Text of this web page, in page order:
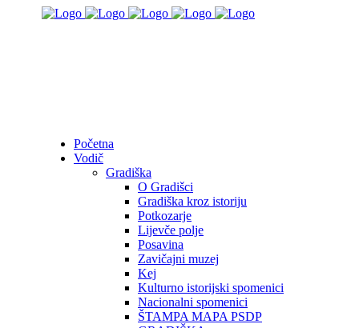
Početna
Vodič
Gradiška
O Gradišci
Gradiška kroz istoriju
Potkozarje
Lijevče polje
Posavina
Zavičajni muzej
Kej
Kulturno istorijski spomenici
Nacionalni spomenici
ŠTAMPA MAPA PSDP